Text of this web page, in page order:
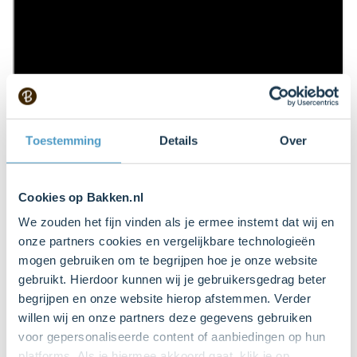
Toestemming Details Over
Cookies op Bakken.nl
We zouden het fijn vinden als je ermee instemt dat wij en
onze partners cookies en vergelijkbare technologieën
mogen gebruiken om te begrijpen hoe je onze website
gebruikt. Hierdoor kunnen wij je gebruikersgedrag beter
begrijpen en onze website hierop afstemmen. Verder
willen wij en onze partners deze gegevens gebruiken
voor gepersonaliseerde content of aanbiedingen op hun